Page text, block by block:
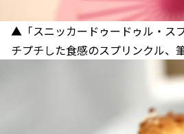
▲「スニッカードゥードゥル・ス
チプチした食感のスプリンクル、